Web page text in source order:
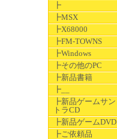
┣
┣MSX
┣X68000
┣FM-TOWNS
┣Windows
┣その他のPC
┣新品書籍
┣__
┣新品ゲームサン
トラCD
┣新品ゲームDVD
┣ご依頼品